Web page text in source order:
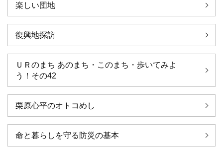
楽しい団地
復興地探訪
ＵＲのまち あのまち・このまち・歩いてみよ
う！その42
栗原心平のオトコめし
命と暮らしを守る防災の基本